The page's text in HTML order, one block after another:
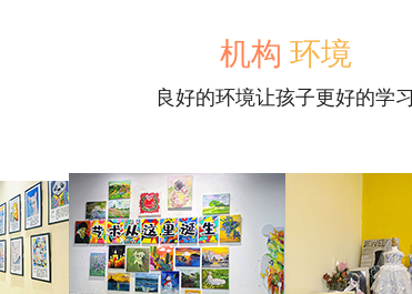
机构 环境
良好的环境让孩子更好的学习